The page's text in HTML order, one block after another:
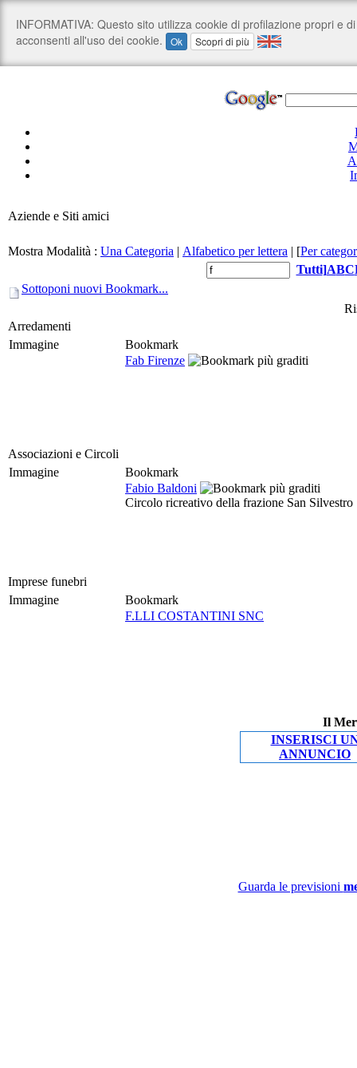
Aziende e Siti amici
Mostra Modalità : Una Categoria | Alfabetico per lettera | [Per
Tutti]ABC
Sottoponi nuovi Bookmark...
Arredamenti
Immagine
Bookmark
Fab Firenze
Associazioni e Circoli
Immagine
Bookmark
Fabio Baldoni
Circolo ricreativo della frazione San Silvestro
Imprese funebri
Immagine
Bookmark
F.LLI COSTANTINI SNC
Il
INSERISCI
ANNUNCIO
Guarda le previsioni